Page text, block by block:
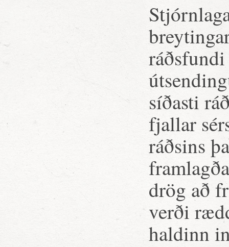
síðasti
fjallar
ráðsins
drög að
verði
haldinn